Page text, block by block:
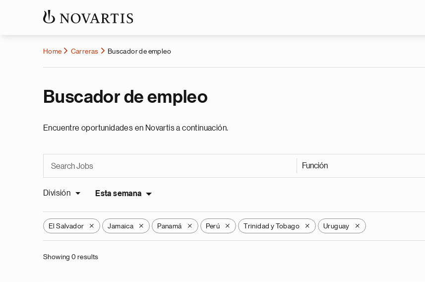
Home Carreras Buscador de empleo
Buscador de empleo
Encuentre oportunidades en Novartis a continuación.
Función
División Esta semana
El Salvador X Jamaica X Panamá X Perú X Trinidad y Tobago X Uruguay X
Showing 0 results